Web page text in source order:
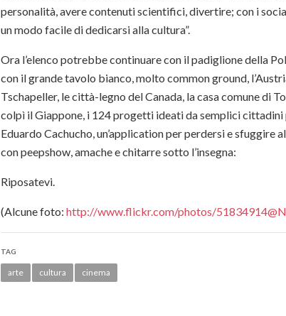
personalità, avere contenuti scientifici, divertire; con i
un modo facile di dedicarsi alla cultura”.
Ora l’elenco potrebbe continuare con il padiglione della
con il grande tavolo bianco, molto common ground,
Tschapeller, le città-legno del Canada, la casa comune di
colpì il Giappone, i 124 progetti ideati da semplici
Eduardo Cachucho, un’application per perdersi e
con peepshow, amache e chitarre sotto l’insegna:
Riposatevi.
(Alcune foto: http://www.flickr.com/photos/
TAG
arte cultura cinema